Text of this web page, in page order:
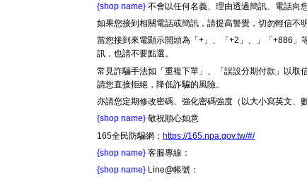
{shop name} 不會以任何名義、理由透過簡訊、電話向
如果您接到相關電話或簡訊，請提高警覺，切勿輕信不
當您接到來電顯示開頭為「+」、「+2」、」「+886
訊，也請不要點選。
常見詐騙手法如「重複下單」、「誤設分期付款」以取
請您直接拒絕，降低詐騙的風險。
亦請您定期修改密碼、強化密碼強度（以大小寫英文、
{shop name} 敬祝順心如意
165全民防騙網： https://165.npa.gov.tw/#/
{shop name} 客服專線：
{shop name} Line@帳號：